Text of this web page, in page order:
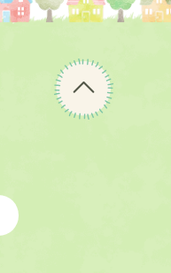
ペ
ー
ジ
の